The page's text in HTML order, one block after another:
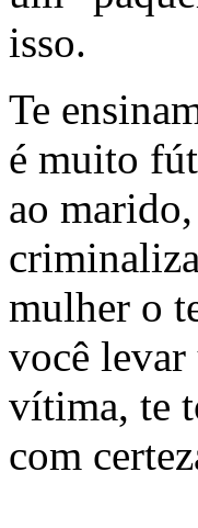
isso.
Te
é muito
ao
mulher o
você levar
vítima, te
com